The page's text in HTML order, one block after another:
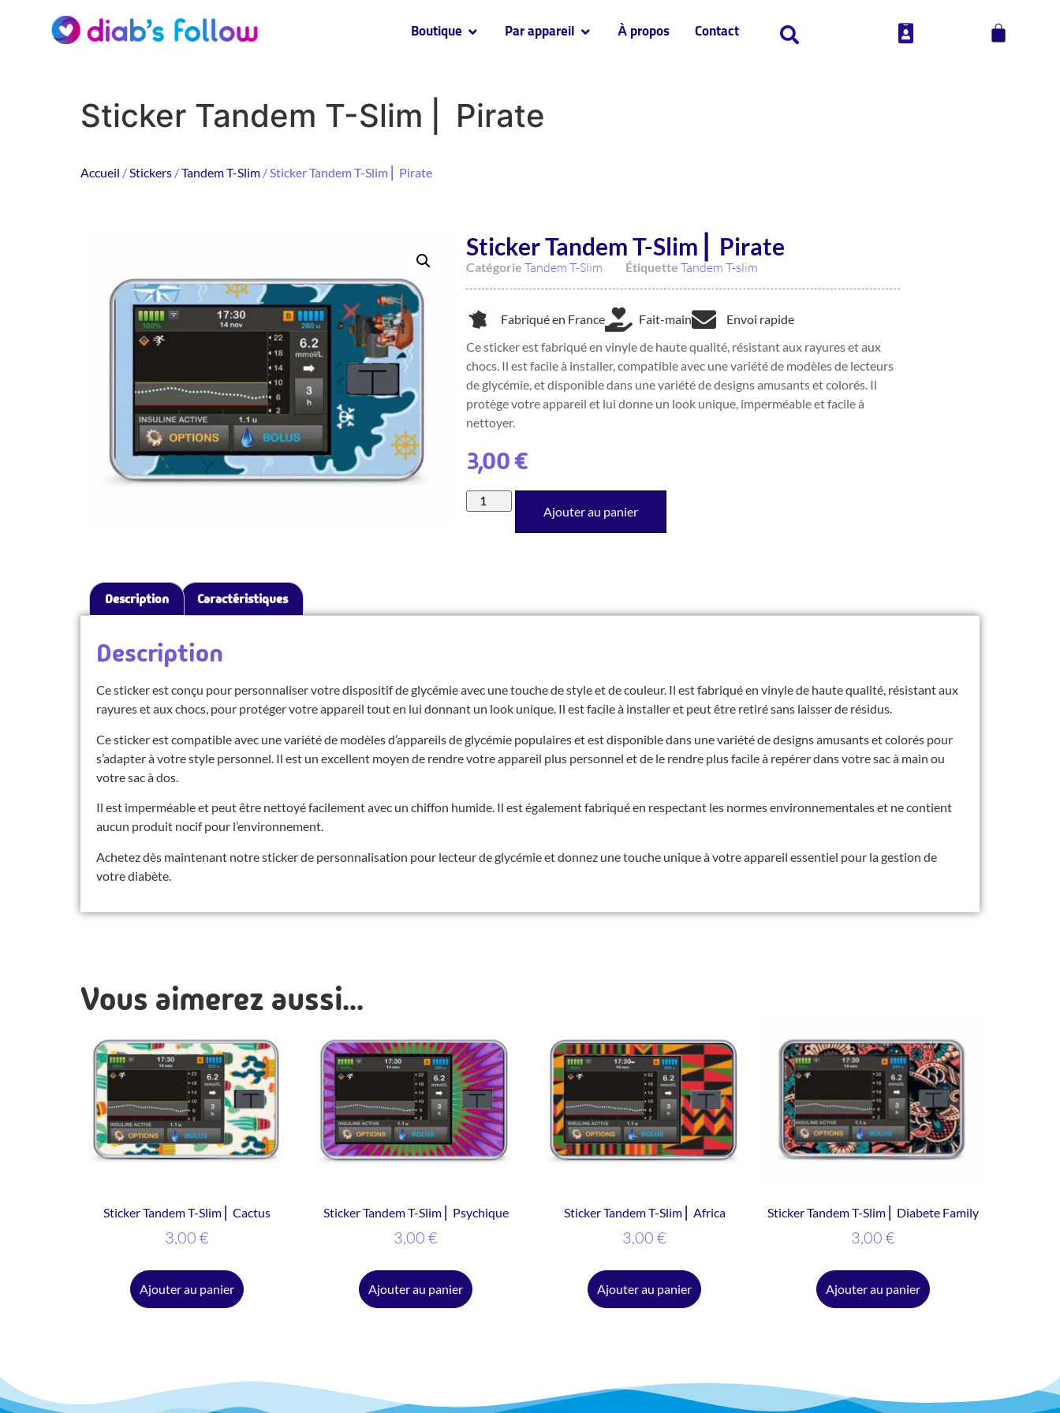
Boutique Par appareil À propos Contact
Sticker Tandem T-Slim ⎜ Pirate
Accueil /Stickers /Tandem T-Slim / Sticker Tandem T-Slim ⎜ Pirate
Sticker Tandem T-Slim ⎜ Pirate
Catégorie Tandem T-Slim Étiquette Tandem T-slim
Fabriqué en France Fait-main
Envoi rapide
Ce sticker est fabriqué en vinyle de haute qualité, résistant aux rayures et aux
chocs. Il est facile à installer, compatible avec une variété de modèles de lecteurs
de glycémie, et disponible dans une variété de designs amusants et colorés. Il
protège votre appareil et lui donne un look unique, imperméable et facile à
nettoyer.
3,00€
Ajouter au panier
Description Caractéristiques
Description
Ce sticker est conçu pour personnaliser votre dispositif de glycémie avec une touche de style et de couleur. Il est fabriqué en vinyle de haute qualité, résistant aux
rayures et aux chocs, pour protéger votre appareil tout en lui donnant un look unique. Il est facile à installer et peut être retiré sans laisser de résidus.
Ce sticker est compatible avec une variété de modèles d’appareils de glycémie populaires et est disponible dans une variété de designs amusants et colorés pour
s’adapter à votre style personnel. Il est un excellent moyen de rendre votre appareil plus personnel et de le rendre plus facile à repérer dans votre sac à main ou
votre sac à dos.
Il est imperméable et peut être nettoyé facilement avec un chiffon humide. Il est également fabriqué en respectant les normes environnementales et ne contient
aucun produit nocif pour l’environnement.
Achetez dès maintenant notre sticker de personnalisation pour lecteur de glycémie et donnez une touche unique à votre appareil essentiel pour la gestion de
votre diabète.
Vous aimerez aussi...
Sticker Tandem T-Slim ⎜ Cactus
3,00 €
Ajouter au panier
Sticker Tandem T-Slim ⎜ Psychique
3,00 €
Ajouter au panier
Sticker Tandem T-Slim ⎜ Africa
3,00 €
Ajouter au panier
Sticker Tandem T-Slim ⎜ Diabete Family
3,00 €
Ajouter au panier